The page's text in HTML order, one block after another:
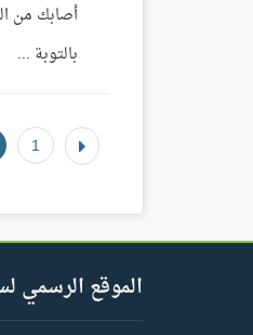
بالتوبة ...
1
الموقع الرسمي